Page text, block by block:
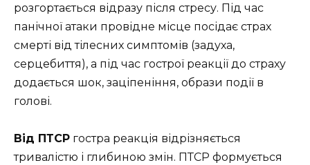
розгортається відразу після стресу. Під час
панічної атаки провідне місце посідає страх
смерті від тілесних симптомів (задуха,
серцебиття), а під час гострої реакції до страху
додається шок, заціпеніння, образи події в
голові.
Від ПТСР гостра реакція відрізняється
тривалістю і глибиною змін. ПТСР формується